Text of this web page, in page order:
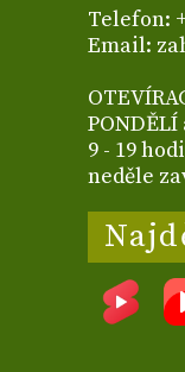
Telefon:
Email:
PONDĚLÍ
9 - 19
neděle